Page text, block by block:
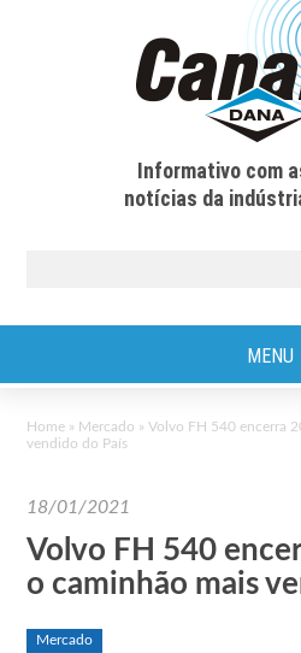
Informativo com
notícias da
MENU
Home » Mercado »Volvo FH 540 encerra
vendido do País
18/01/2021
Volvo FH 540
o caminhão mais
Mercado